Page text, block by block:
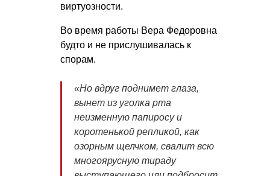
виртуозности.
Во время работы Вера Федоровна
будто и не прислушивалась к
спорам.
«Но вдруг поднимет глаза,
вынет из уголка рта
неизменную папиросу и
коротенькой репликой, как
озорным щелчком, свалит всю
многоярусную тираду